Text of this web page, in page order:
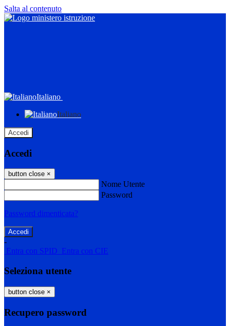
Salta al contenuto
Italiano
Italiano
Accedi
Accedi
button close ×
Nome Utente
Password
Password dimenticata?
-
Entra con SPID Entra con CIE
Seleziona utente
button close ×
Recupero password